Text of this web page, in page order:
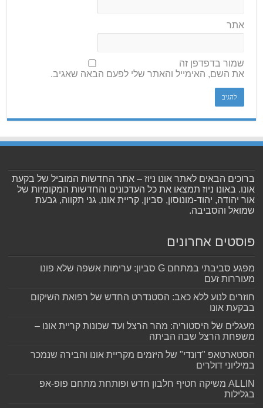
אתר
שמור בדפדפן זה
את השם, האימייל והאתר שלי לפעם הבאה שאגיב.
ברוכים הבאים לאתר אונו ניוז – אתר החדשות המוביל של בקעת
אונו. באונו ניוז תמצאו את כל העדכונים והחדשות המקומיות של
אור יהודה, יהוד-מונוסון, סביון, קריית אונו, גני תקווה, גבעת
שמואל והסביבה.
פוסטים אחרונים
מפגע סביבתי במתחם G סביון: ערימות אשפה שלא פונו
מעוררות זעם
חוזרים לנוע ללא כאב: הסטנדרט החדש של רפואת השיקום
בבקעת אונו
מעגלים של היסטוריה: מהר הרצל ועד שכונות קריית אונו –
משפחת הרצל שבה הביתה
הסטארטאפ "דונדי" של היזמים מקריית אונו והבירה שנמכר
במיליוני דולרים
ALLIN משיקה חטיף חלבון חדש ופותחת מתחם פופ-אפ
בגלילות